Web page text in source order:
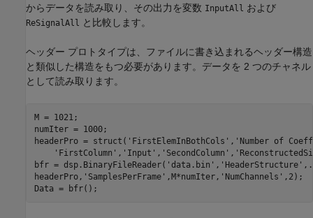
からデータを読み取り、その出力を変数 InputAll および
ReSignalAll と比較します。
ヘッダー プロトタイプは、ファイルに書き込まれるヘッダー構造
と類似した構造をもつ必要があります。データを 2 つのチャネル
として読み取ります。
M = 1021;
numIter = 1000;
headerPro = struct( 'FirstElemInBothCols' , 'Number of
'FirstColumn' , 'Input' , 'SecondColumn' ,
bfr = dsp.BinaryFileReader( 'data.bin' , 'HeaderStructure' ,
headerPro, 'SamplesPerFrame' ,M*numIter, 'NumChannels' ,2);